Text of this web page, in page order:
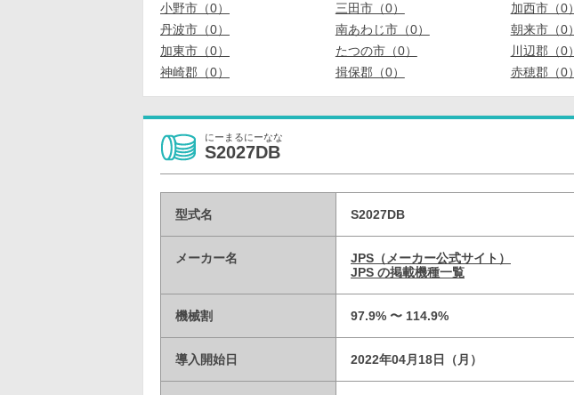
小野市（0）
三田市（0） 加西市（0）
丹波市（0）
南あわじ市（0） 朝来市（0）
加東市（0）
たつの市（0） 川辺郡（0）
神崎郡（0）
揖保郡（0） 赤穂郡（0）
にーまるにーなな
S2027DB
型式名 S2027DB
メーカー名
JPS（メーカー公式サイト）
JPS の掲載機種一覧
機械割 97.9% 〜 114.9%
導入開始日 2022年04月18日（月）